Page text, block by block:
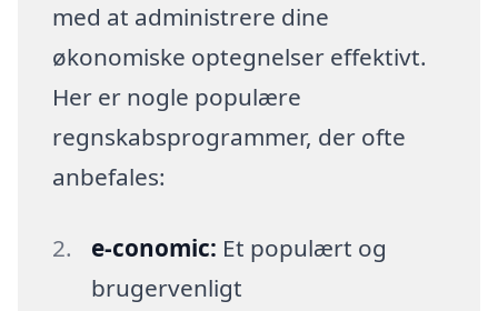
med at administrere dine
økonomiske optegnelser effektivt.
Her er nogle populære
regnskabsprogrammer, der ofte
anbefales:
e-conomic: Et populært og
brugervenligt